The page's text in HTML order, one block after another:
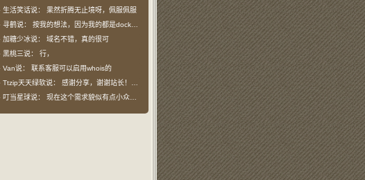
生活笑话说： 果然折腾无止境呀，佩服佩服
寻鹤说： 按我的想法，因为我的都是docker容器…
加糖少冰说： 域名不错，真的很可
黑桃三说： 行，
Van说： 联系客服可以启用whois的
Ttzip天天绿软说： 感谢分享，谢谢站长！！已收藏
叮当星球说： 现在这个需求貌似有点小众，不过工具类我也…